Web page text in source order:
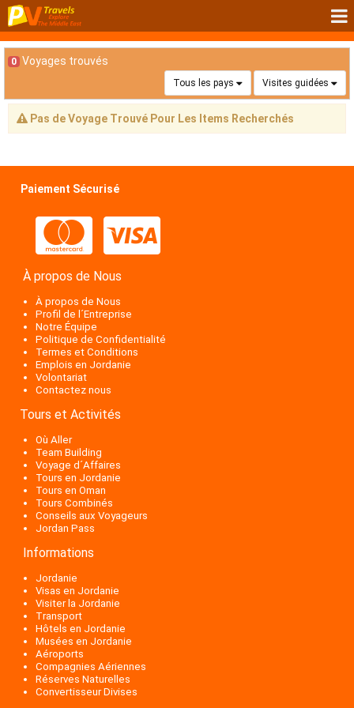
0 Voyages trouvés
Tous les pays Visites guidées
Pas de Voyage Trouvé Pour Les Items Recherchés
Paiement Sécurisé
À propos de Nous
À propos de Nous
Profil de l´Entreprise
Notre Équipe
Politique de Confidentialité
Termes et Conditions
Emplois en Jordanie
Volontariat
Contactez nous
Tours et Activités
Où Aller
Team Building
Voyage d´Affaires
Tours en Jordanie
Tours en Oman
Tours Combinés
Conseils aux Voyageurs
Jordan Pass
Informations
Jordanie
Visas en Jordanie
Visiter la Jordanie
Transport
Hôtels en Jordanie
Musées en Jordanie
Aéroports
Compagnies Aériennes
Réserves Naturelles
Convertisseur Divises